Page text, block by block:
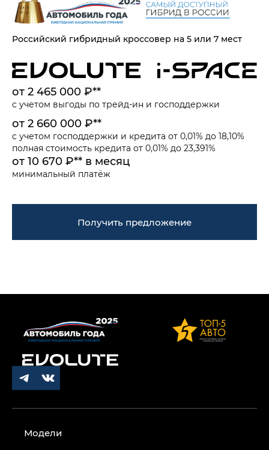
Российский гибридный кроссовер на 5 или 7 мест
от 2 465 000 ₽**
с учетом выгоды по трейд-ин и господдержки
от 2 660 000 ₽**
с учетом господдержки и кредита от 0,01% до 18,10%
полная стоимость кредита от 0,01% до 23,391%
от 10 670 ₽** в месяц
минимальный платёж
Получить предложение
Модели